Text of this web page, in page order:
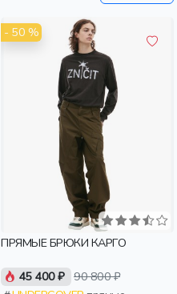
- 50 %
ПРЯМЫЕ БРЮКИ КАРГО
45 400 ₽ 90 800 ₽